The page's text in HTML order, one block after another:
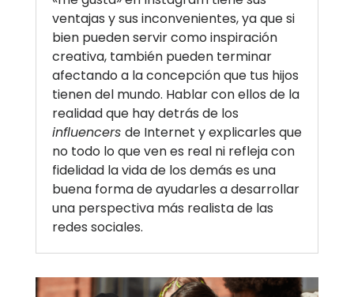
ventajas y sus inconvenientes, ya que si
bien pueden servir como inspiración
creativa, también pueden terminar
afectando a la concepción que tus hijos
tienen del mundo. Hablar con ellos de la
realidad que hay detrás de los
influencers de Internet y explicarles que
no todo lo que ven es real ni refleja con
fidelidad la vida de los demás es una
buena forma de ayudarles a desarrollar
una perspectiva más realista de las
redes sociales.